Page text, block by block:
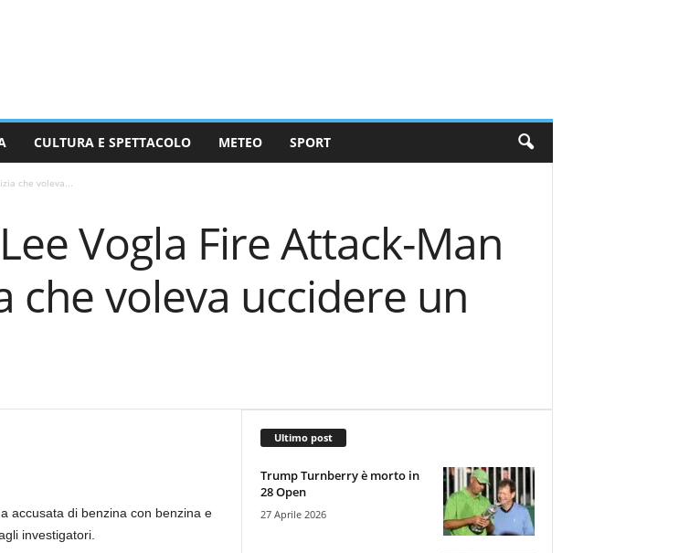
CULTURA E SPETTACOLO METEO SPORT
che voleva...
Vogla Fire Attack-Man
che voleva uccidere un
accusata di benzina con benzina e
investigatori.
Ultimo post
Trump Turnberry è morto in
28 Open
27 Aprile 2026